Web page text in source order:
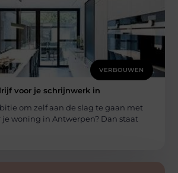
VERBOUWEN
voor je schrijnwerk in
om zelf aan de slag te gaan met
je woning in Antwerpen? Dan staat